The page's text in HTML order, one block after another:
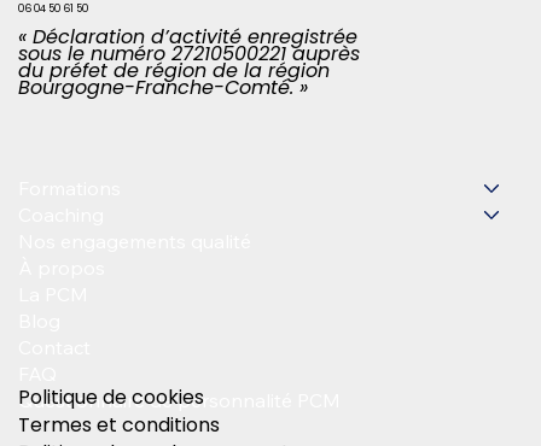
06 04 50 61 50
« Déclaration d’activité enregistrée
sous le numéro 27210500221 auprès
du préfet de région de la région
Bourgogne-Franche-Comté. »
Questionnaire de personnalité PCM
Politique de cookies
Termes et conditions